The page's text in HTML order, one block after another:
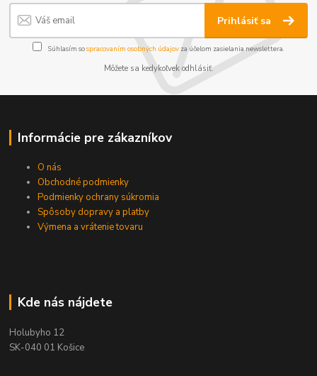
Prihlásiť sa
Súhlasím sospracovaním osobných údajov za účelom zasielania newslettera.
Môžete sa kedykoľvek odhlásiť.
Informácie pre zákazníkov
O nás
Obchodné podmienky
Podmienky ochrany súkromia
Spôsoby dopravy a platby
Výmena a vrátenie tovaru
Kde nás nájdete
Holubyho 12
SK-040 01 Košice